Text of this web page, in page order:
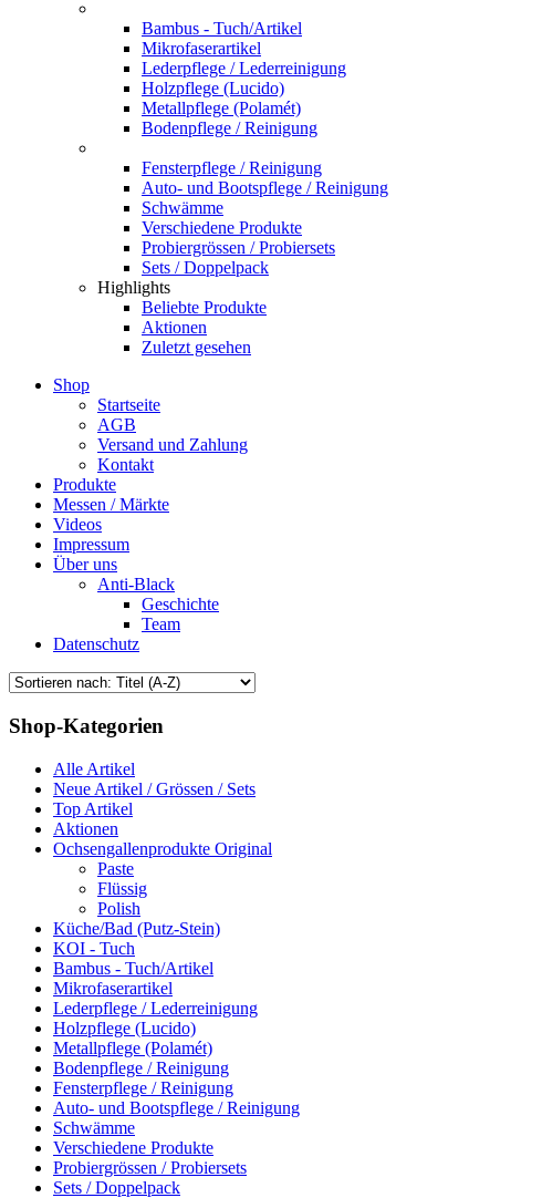
Bambus - Tuch/Artikel
Mikrofaserartikel
Lederpflege / Lederreinigung
Holzpflege (Lucido)
Metallpflege (Polamét)
Bodenpflege / Reinigung
Fensterpflege / Reinigung
Auto- und Bootspflege / Reinigung
Schwämme
Verschiedene Produkte
Probiergrössen / Probiersets
Sets / Doppelpack
Highlights
Beliebte Produkte
Aktionen
Zuletzt gesehen
Shop
Startseite
AGB
Versand und Zahlung
Kontakt
Produkte
Messen / Märkte
Videos
Impressum
Über uns
Anti-Black
Geschichte
Team
Datenschutz
Shop-Kategorien
Alle Artikel
Neue Artikel / Grössen / Sets
Top Artikel
Aktionen
Ochsengallenprodukte Original
Paste
Flüssig
Polish
Küche/Bad (Putz-Stein)
KOI - Tuch
Bambus - Tuch/Artikel
Mikrofaserartikel
Lederpflege / Lederreinigung
Holzpflege (Lucido)
Metallpflege (Polamét)
Bodenpflege / Reinigung
Fensterpflege / Reinigung
Auto- und Bootspflege / Reinigung
Schwämme
Verschiedene Produkte
Probiergrössen / Probiersets
Sets / Doppelpack